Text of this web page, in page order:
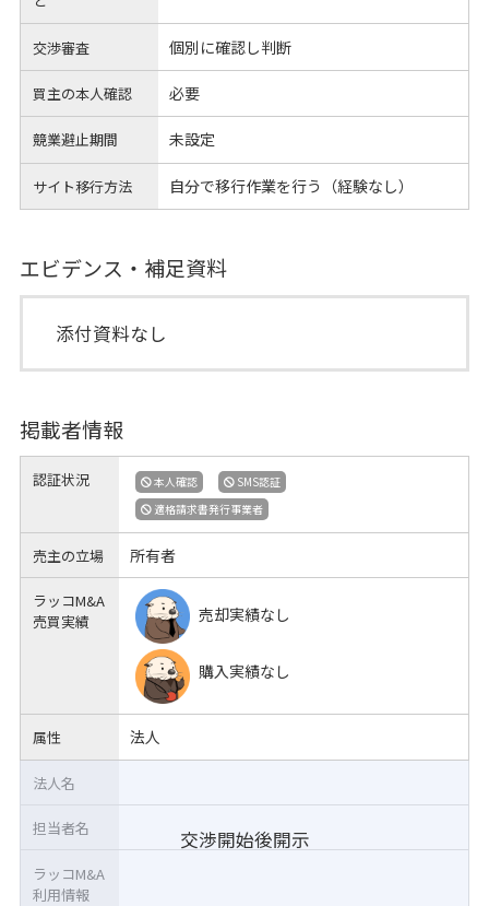
交渉審査 個別に確認し判断
買主の本人確認 必要
競業避止期間 未設定
サイト移行方法 自分で移行作業を行う（経験なし）
エビデンス・補足資料
添付資料なし
掲載者情報
認証状況 本人確認
SMS認証
適格請求書発行事業者
売主の立場 所有者
ラッコM&A
売買実績
売却実績なし
購入実績なし
属性 法人
交渉開始後開示
法人名
担当者名
ラッコM&A
利用情報